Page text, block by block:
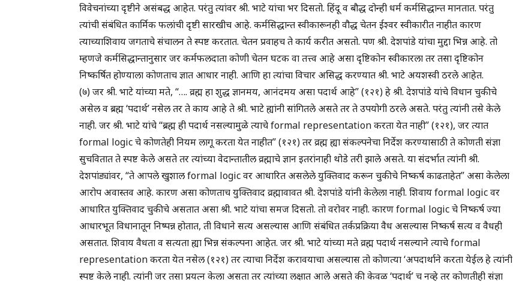
विवेचनांच्या दृष्टीने असंबद्ध आहेत. परंतु त्यांवर श्री. भाटे यांचा भर दिसतो. हिंदू व बौद्ध दोन्ही धर्म कर्मसिद्धान्त मानतात. परंतु
त्यांची संबंधित कार्मिक फलांची दृष्टी सारखीच आहे. कर्मसिद्धान्त स्वीकारूनही वौद्ध चेतन ईश्वर स्वीकारीत नाहीत कारण
त्याच्याशिवाय जगताचे संचालन ते स्पष्ट करतात. चेतन प्रवाहच ते कार्य करीत असतो. पण श्री. देशपांडे यांचा मुद्दा भिन्न आहे. तो
म्हणजे कर्मसिद्धान्तानुसार जर कर्मफलदाता कोणी चेतन घटक वा तत्त्व आहे असा दृष्टिकोन स्वीकारला तर तसा दृष्टिकोन
निष्कर्षित होण्याला कोणताच ज्ञात आधार नाही. आणि हा त्यांचा विचार असिद्ध करण्यात श्री. भाटे अयशस्वी ठरले आहेत.
(७) जर श्री. भाटे यांच्या मते, “…. व्रह्म हा शुद्ध ज्ञानमय, आनंदमय असा पदार्थ आहे” (१२१) हे श्री. देशपांडे यांचे विधान चुकीचे
असेल व ब्रह्म ‘पदार्थ’ नसेल तर ते काय आहे ते श्री. भाटे ह्यांनी सांगितले असते तर ते उपयोगी ठरले असते. परंतु त्यांनी तसे केले
नाही. जर श्री. भाटे यांचे “ब्रह्म ही पदार्थ नसल्यामुळे त्याचे formal representation करता येत नाही” (१२१), जर त्यात
formal logic चे कोणतेही नियम लागू करता येत नाहीत” (१२१) तर व्रह्म ह्या संकल्पनेचा निर्देश करण्यासाठी ते कोणती संज्ञा
सुचवितात ते स्पष्ट केले असते तर त्यांच्या वेदान्तातील व्रह्माचे ज्ञान इतरांनाही थोडे तरी झाले असते. या संदर्भात त्यांनी श्री.
देशपांड्यांवर, “ते आपले खुशाल formal logic वर आधारित असलेले युक्तिवाद करून चुकीचे निष्कर्ष काढताहेत” असा केलेला
आरोप अवास्तव आहे. कारण असा कोणताच युक्तिवाद व्रह्मावावत श्री. देशपांडे यांनी केलेला नाही. शिवाय formal logic वर
आधारित युक्तिवाद चुकीचे असतात असा श्री. भाटे यांचा समज दिसतो. तो वरोवर नाही. कारण formal logic चे निष्कर्ष ज्या
आधारभूत विधानातून निष्पन्न होतात, ती विधाने सत्य असल्यास आणि संबंधित तर्कप्रक्रिया वैध असल्यास निष्कर्ष सत्य व वैधही
असतात. शिवाय वैधता व सत्यता ह्या भिन्न संकल्पना आहेत. जर श्री. भाटे यांच्या मते व्रह्म पदार्थ नसल्याने त्याचे formal
representation करता येत नसेल (१२१) तर त्याचा निर्देश करावयाचा असल्यास तो कोणत्या ‘अपदार्थाने करता येईल हे त्यांनी
स्पष्ट केले नाही. त्यांनी जर तसा प्रयत्न केला असता तर त्यांच्या लक्षात आले असते की केवळ ‘पदार्थ’ च नव्हे तर कोणतीही संज्ञा